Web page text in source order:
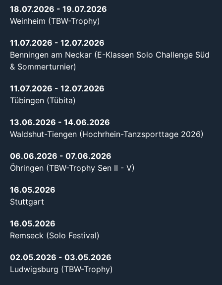
18.07.2026 - 19.07.2026
Weinheim (TBW-Trophy)
11.07.2026 - 12.07.2026
Benningen am Neckar (E-Klassen Solo Challenge Süd
& Sommerturnier)
11.07.2026 - 12.07.2026
Tübingen (Tübita)
13.06.2026 - 14.06.2026
Waldshut-Tiengen (Hochrhein-Tanzsporttage 2026)
06.06.2026 - 07.06.2026
Öhringen (TBW-Trophy Sen II - V)
16.05.2026
Stuttgart
16.05.2026
Remseck (Solo Festival)
02.05.2026 - 03.05.2026
Ludwigsburg (TBW-Trophy)